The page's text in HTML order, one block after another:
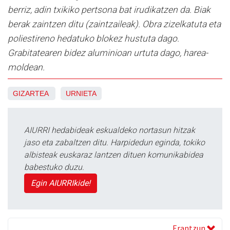
berriz, adin txikiko pertsona bat irudikatzen da. Biak
berak zaintzen ditu (zaintzaileak). Obra zizelkatuta eta
poliestireno hedatuko blokez hustuta dago.
Grabitatearen bidez aluminioan urtuta dago, harea-
moldean.
GIZARTEA URNIETA
AIURRI hedabideak eskualdeko nortasun hitzak
jaso eta zabaltzen ditu. Harpidedun eginda, tokiko
albisteak euskaraz lantzen dituen komunikabidea
babestuko duzu.
Egin AIURRIkide!